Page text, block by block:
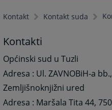
Kontakt Kontakt suda
Kontakti
Općinski sud u Tuzli
Adresa : Ul. ZAVNOBiH-a
Zemljišnoknjižni ured
Adresa : Maršala Tita 44,